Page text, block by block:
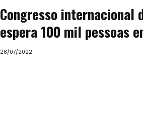
Congresso internacional
espera 100 mil pessoas
28/07/2022